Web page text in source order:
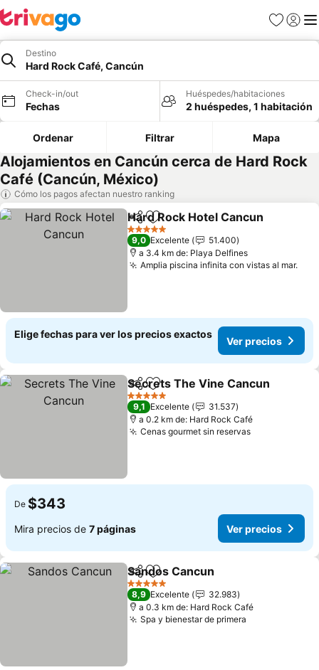
Favoritos
Iniciar
Destino
Hard Rock Café, Cancún
Check-in/out
Fechas
Huéspedes/habitaciones
2 huéspedes, 1 habitación
Ordenar Filtrar Mapa
Alojamientos en Cancún cerca de Hard Rock
Café (Cancún, México)
Cómo los pagos afectan nuestro ranking
CompartirAgregar a favoritos
Hard Rock Hotel Cancun
5 Estrellas
9,0 Excelente
51.400
a 3.4 km de: Playa Delfines
Amplia piscina infinita con vistas al mar.
Elige fechas para ver los precios exactos
Ver precios
CompartirAgregar a favoritos
Secrets The Vine Cancun
5 Estrellas
9,1 Excelente
31.537
a 0.2 km de: Hard Rock Café
Cenas gourmet sin reservas
De $343
Mira precios de 7 páginas Ver precios
CompartirAgregar a favoritos
Sandos Cancun
5 Estrellas
8,9 Excelente
32.983
a 0.3 km de: Hard Rock Café
Spa y bienestar de primera